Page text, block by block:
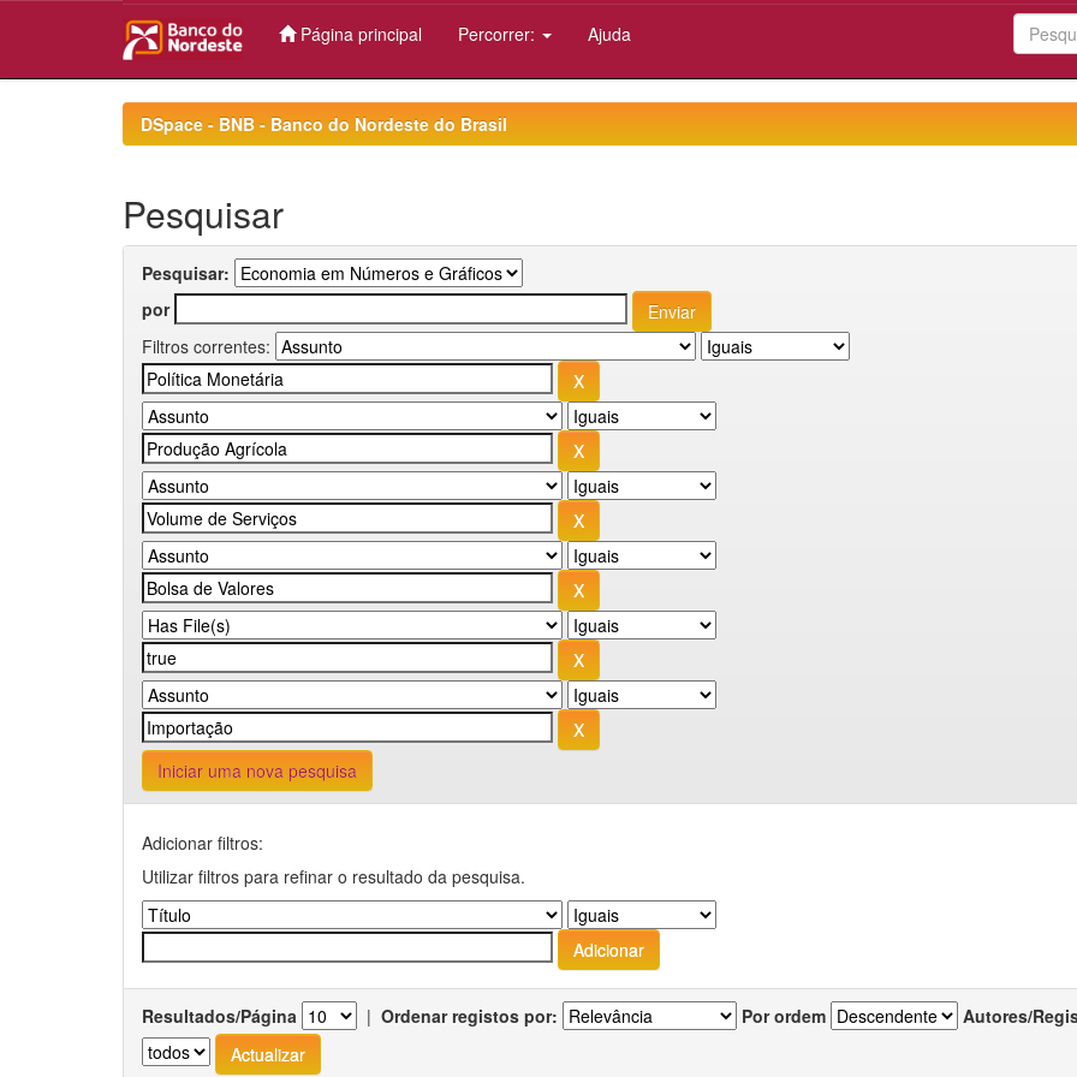
Página principal Percorrer: Ajuda
DSpace - BNB - Banco do Nordeste do Brasil
Pesquisar
Pesquisar:
por
Filtros correntes:
Iniciar uma nova pesquisa
Adicionar filtros:
Utilizar filtros para refinar o resultado da pesquisa.
Resultados/Página | Ordenar registos por: Por ordem Autores/